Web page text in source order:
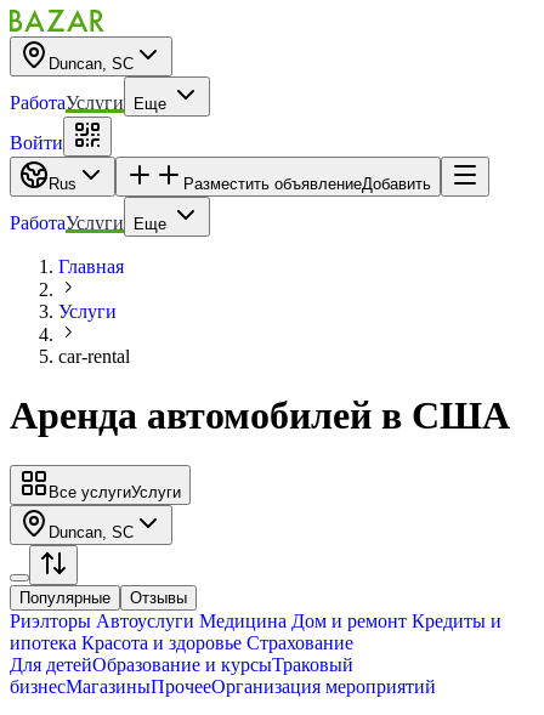
Duncan, SC
РаботаУслуги Еще
Войти
Rus Разместить объявлениеДобавить
РаботаУслуги Еще
Главная
Услуги
car-rental
Аренда автомобилей в США
Все услугиУслуги
Duncan, SC
Популярные Отзывы
Риэлторы Автоуслуги Медицина Дом и ремонт Кредиты и
ипотека Красота и здоровье Страхование
Для детейОбразование и курсыТраковый
бизнесМагазиныПрочееОрганизация мероприятий